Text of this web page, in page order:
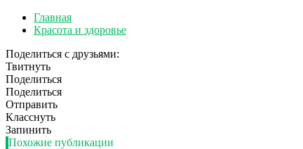
Главная
Красота и здоровье
Поделиться с друзьями:
Твитнуть
Поделиться
Поделиться
Отправить
Класснуть
Запинить
Похожие публикации